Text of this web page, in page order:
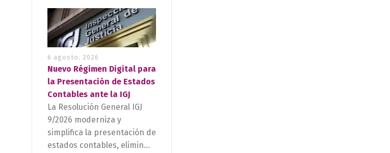
6 agosto, 2026
Nuevo Régimen Digital para
la Presentación de Estados
Contables ante la IGJ
La Resolución General IGJ
9/2026 moderniza y
simplifica la presentación de
estados contables, elimin...